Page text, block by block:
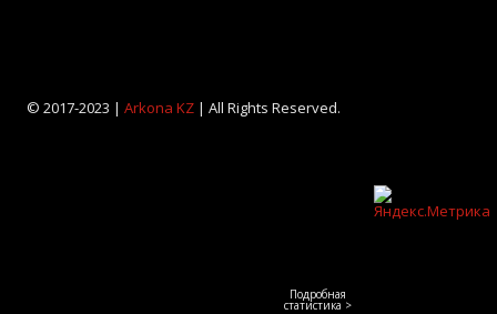
© 2017-2023 | Arkona KZ| All Rights Reserved.
Подробная
статистика >